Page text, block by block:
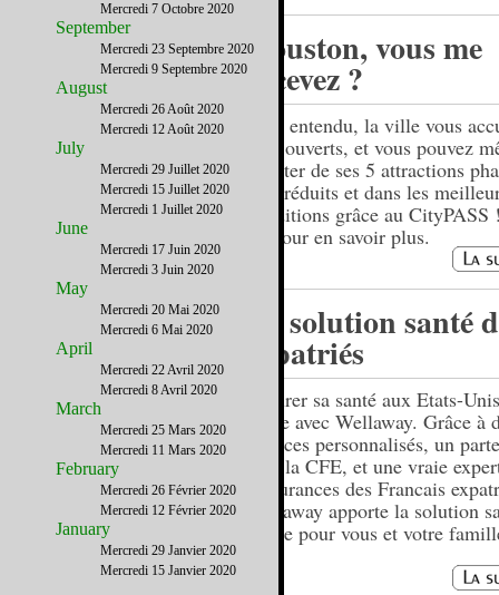
Houston, vous me
recevez ?
Bien entendu, la ville vous
bras ouverts, et vous pouvez
profiter de ses 5 attractions
prix réduits et dans les
conditions grâce au
ici pour en savoir plus.
La solution santé
expatriés
Assurer sa santé aux Etats-
facile avec Wellaway. Grâce à
services personnalisés, un
avec la CFE, et une vraie
l'assurances des Francais
Wellaway apporte la solution
idéale pour vous et votre
Mercredi 7 Octobre 2020
September
Mercredi 23 Septembre 2020
Mercredi 9 Septembre 2020
August
Mercredi 26 Août 2020
Mercredi 12 Août 2020
July
Mercredi 29 Juillet 2020
Mercredi 15 Juillet 2020
Mercredi 1 Juillet 2020
June
Mercredi 17 Juin 2020
Mercredi 3 Juin 2020
May
Mercredi 20 Mai 2020
Mercredi 6 Mai 2020
April
Mercredi 22 Avril 2020
Mercredi 8 Avril 2020
March
Mercredi 25 Mars 2020
Mercredi 11 Mars 2020
February
Mercredi 26 Février 2020
Mercredi 12 Février 2020
January
Mercredi 29 Janvier 2020
Mercredi 15 Janvier 2020